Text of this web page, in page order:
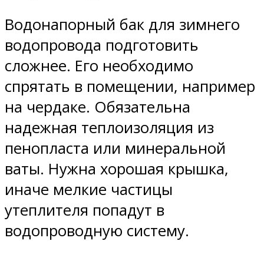
Водонапорный бак для зимнего
водопровода подготовить
сложнее. Его необходимо
спрятать в помещении, например
на чердаке. Обязательна
надежная теплоизоляция из
пенопласта или минеральной
ваты. Нужна хорошая крышка,
иначе мелкие частицы
утеплителя попадут в
водопроводную систему.